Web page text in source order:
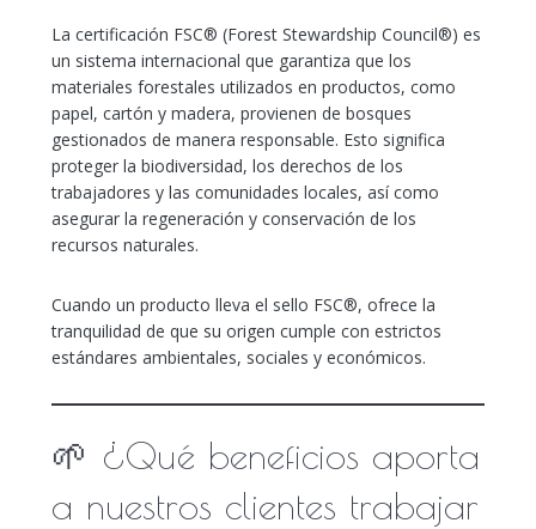
La certificación FSC® (Forest Stewardship Council®) es
un sistema internacional que garantiza que los
materiales forestales utilizados en productos, como
papel, cartón y madera, provienen de bosques
gestionados de manera responsable. Esto significa
proteger la biodiversidad, los derechos de los
trabajadores y las comunidades locales, así como
asegurar la regeneración y conservación de los
recursos naturales.
Cuando un producto lleva el sello FSC®, ofrece la
tranquilidad de que su origen cumple con estrictos
estándares ambientales, sociales y económicos.
🌱 ¿Qué beneficios aporta
a nuestros clientes trabajar